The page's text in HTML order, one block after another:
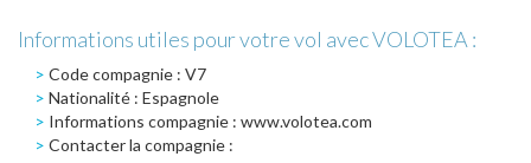
Informations utiles pour votre vol avec VOLOTEA :
Code compagnie : V7
Nationalité : Espagnole
Informations compagnie : www.volotea.com
Contacter la compagnie :